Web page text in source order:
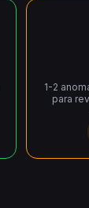
1-2
para